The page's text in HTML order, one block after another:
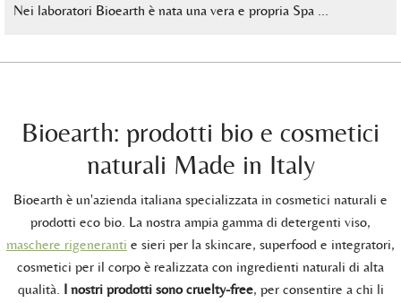
Nei laboratori Bioearth è nata una vera e propria Spa …
Bioearth: prodotti bio e cosmetici
naturali Made in Italy
Bioearth è un'azienda italiana specializzata in cosmetici naturali e
prodotti eco bio. La nostra ampia gamma di detergenti viso,
maschere rigeneranti e sieri per la skincare, superfood e integratori,
cosmetici per il corpo è realizzata con ingredienti naturali di alta
qualità. I nostri prodotti sono cruelty-free, per consentire a chi li